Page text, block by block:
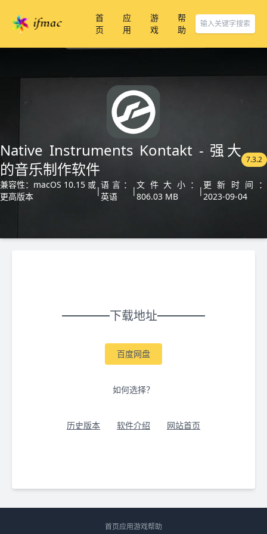
首
页
应
用
游
戏
帮
助
Native Instruments Kontakt - 强大
的音乐制作软件
7.3.2
兼容性：macOS 10.15 或
更高版本
|
语言：
英语
|
文件大小：
806.03 MB
|
更新时间：
2023-09-04
下载地址
百度网盘
如何选择？
历史版本 软件介绍 网站首页
首页应用游戏帮助